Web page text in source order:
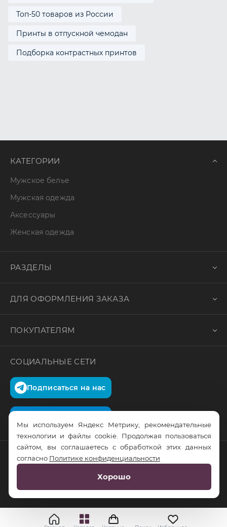
Топ-50 товаров из России
Принты в отпускной чемодан
Подборка контрастных принтов
КАТЕГОРИИ
Мужское белье
Мужская одежда
Аксессуары
Женская одежда
РАЗДЕЛЫ
ДЛЯ ОФОРМЛЕНИЯ ЗАКАЗА
ПОКУПАТЕЛЯМ
СОЦИАЛЬНЫЕ СЕТИ
Подписаться на нас
© RusTrus. 2011-2026. Все права защищены
RS Digital
Мы используем Яндекс Метрику, рекомендательные
технологии и файлы cookie. Продолжая пользоваться
сайтом, вы соглашаетесь с обработкой этих данных
согласно Политике конфиденциальности
Хорошо